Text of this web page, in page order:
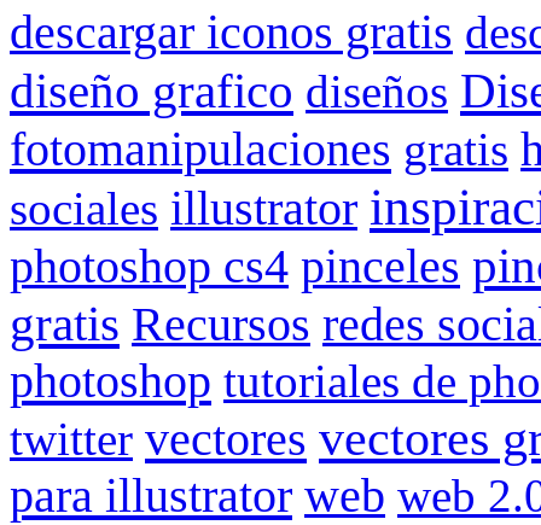
descargar iconos gratis
diseño grafico diseños
fotomanipulaciones gratis
sociales illustrator
photoshop cs4 pinceles
gratis Recursos redes
photoshop tutoriales de
twitter vectores vectores
para illustrator web web